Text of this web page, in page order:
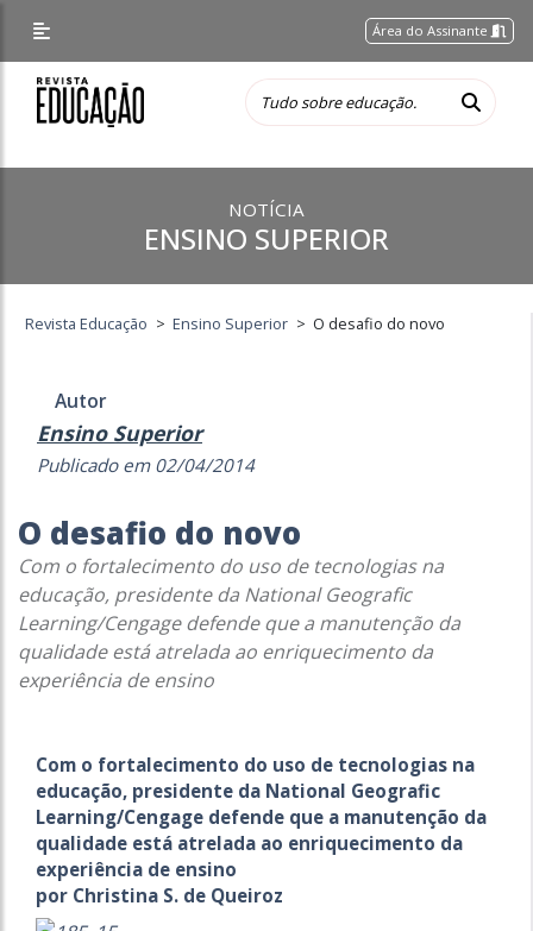
Área do Assinante
NOTÍCIA
ENSINO SUPERIOR
Revista Educação > Ensino Superior > O desafio do novo
Autor
Ensino Superior
Publicado em 02/04/2014
O desafio do novo
Com o fortalecimento do uso de tecnologias na
educação, presidente da National Geografic
Learning/Cengage defende que a manutenção da
qualidade está atrelada ao enriquecimento da
experiência de ensino
Com o fortalecimento do uso de tecnologias na
educação, presidente da National Geografic
Learning/Cengage defende que a manutenção da
qualidade está atrelada ao enriquecimento da
experiência de ensino
por Christina S. de Queiroz